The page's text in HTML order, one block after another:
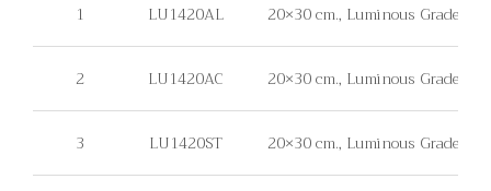
1 LU1420AL 20×30 cm., Luminous Grade, แ
2 LU1420AC 20×30 cm., Luminous Grade, แ
3 LU1420ST 20×30 cm., Luminous Grade, ไม่